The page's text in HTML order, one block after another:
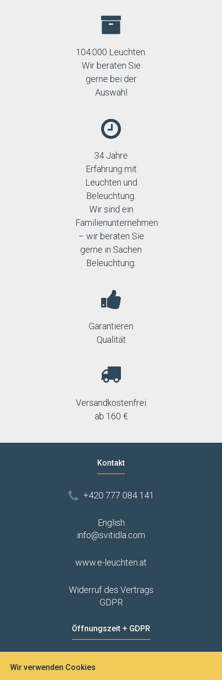
104.000 Leuchten.
Wir beraten Sie
gerne bei der
Auswahl
34 Jahre
Erfahrung mit
Leuchten und
Beleuchtung.
Wir sind ein
Familienunternehmen
– wir beraten Sie
gerne in Sachen
Beleuchtung.
Garantieren
Qualität
Versandkostenfrei
ab 160 €
Kontakt
+420 777 084 141
English
info@svitidla.com
www.e-leuchten.at
Widerruf des Vertrags
GDPR
Öffnungszeit + GDPR
Wir verwenden Cookies